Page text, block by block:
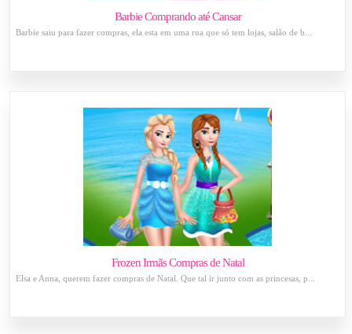
Barbie Comprando até Cansar
Barbie saiu para fazer compras, ela esta em uma rua que só tem lojas, salão de b...
Frozen Irmãs Compras de Natal
Elsa e Anna, querem fazer compras de Natal. Que tal ir junto com as princesas, p...